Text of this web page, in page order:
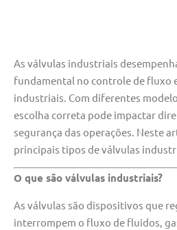
As válvulas industriais
fundamental no controle de fluxo
industriais. Com diferentes
escolha correta pode impactar
segurança das operações. Neste
principais tipos de válvulas
O que são válvulas industriais?
As válvulas são dispositivos que
interrompem o fluxo de fluidos,